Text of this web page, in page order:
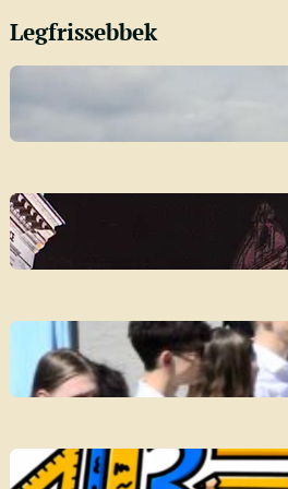
Legfrissebbek
2026. május 21.
A reklám mint
Ballagás
2026. május 4.
DÖK választás 2026 –